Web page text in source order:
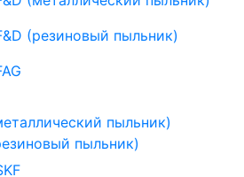
(резиновый пыльник)
пыльник)
пыльник)